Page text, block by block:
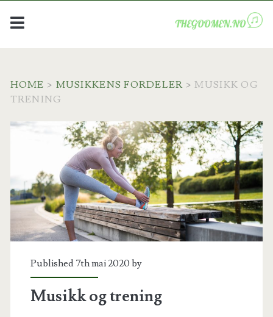
HOME > MUSIKKENS FORDELER >MUSIKK OG
TRENING
Published 7th mai 2020 by
Musikk og trening